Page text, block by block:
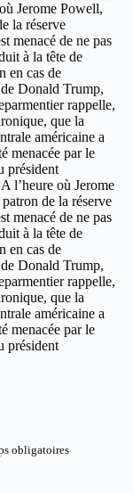
Jerome Powell,
la réserve
menacé de ne pas
à la tête de
en cas de
Donald Trump,
rappelle,
que la
américaine a
menacée par le
président
l’heure où Jerome
de la réserve
menacé de ne pas
à la tête de
en cas de
Donald Trump,
rappelle,
que la
américaine a
menacée par le
président
obligatoires